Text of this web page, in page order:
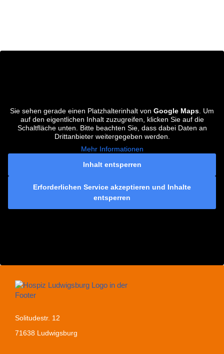
Sie sehen gerade einen Platzhalterinhalt von Google Maps . Um
auf den eigentlichen Inhalt zuzugreifen, klicken Sie auf die
Schaltfläche unten. Bitte beachten Sie, dass dabei Daten an
Drittanbieter weitergegeben werden.
Mehr Informationen
Inhalt entsperren
Erforderlichen Service akzeptieren und Inhalte
entsperren
Solitudestr. 12
71638 Ludwigsburg